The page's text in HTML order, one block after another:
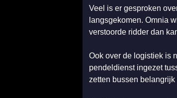
Veel is er gesproken
langsgekomen. Omnia
verstoorde ridder dan
Ook over de logistiek is
pendeldienst ingezet
zetten bussen